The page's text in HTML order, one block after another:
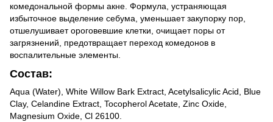
комедональной формы акне. Формула, устраняющая
избыточное выделение себума, уменьшает закупорку пор,
отшелушивает ороговевшие клетки, очищает поры от
загрязнений, предотвращает переход комедонов в
воспалительные элементы.
Состав:
Aqua (Water), White Willow Bark Extract, Acetylsalicylic Acid, Blue
Clay, Celandine Extract, Tocopherol Acetate, Zinc Oxide,
Magnesium Oxide, Cl 26100.